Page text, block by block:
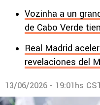
Vozinha a un
de Cabo Verde
Real Madrid
revelaciones del
13/06/2026 - 19:01hs